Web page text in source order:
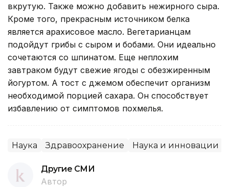
вкрутую. Также можно добавить нежирного сыра.
Кроме того, прекрасным источником белка
является арахисовое масло. Вегетарианцам
подойдут грибы с сыром и бобами. Они идеально
сочетаются со шпинатом. Еще неплохим
завтраком будут свежие ягоды с обезжиренным
йогуртом. А тост с джемом обеспечит организм
необходимой порцией сахара. Он способствует
избавлению от симптомов похмелья.
Наука Здравоохранение Наука и инновации
Другие СМИ
Автор